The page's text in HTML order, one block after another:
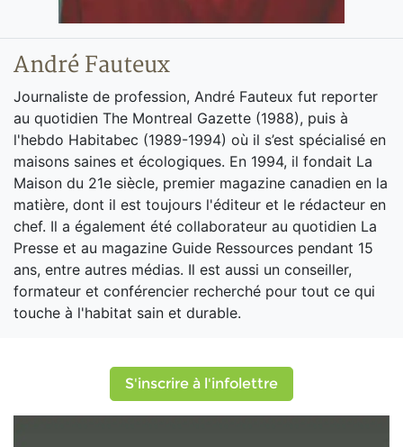
André Fauteux
Journaliste de profession, André Fauteux fut reporter
au quotidien The Montreal Gazette (1988), puis à
l'hebdo Habitabec (1989-1994) où il s’est spécialisé en
maisons saines et écologiques. En 1994, il fondait La
Maison du 21e siècle, premier magazine canadien en la
matière, dont il est toujours l'éditeur et le rédacteur en
chef. Il a également été collaborateur au quotidien La
Presse et au magazine Guide Ressources pendant 15
ans, entre autres médias. Il est aussi un conseiller,
formateur et conférencier recherché pour tout ce qui
touche à l'habitat sain et durable.
S'inscrire à l'infolettre